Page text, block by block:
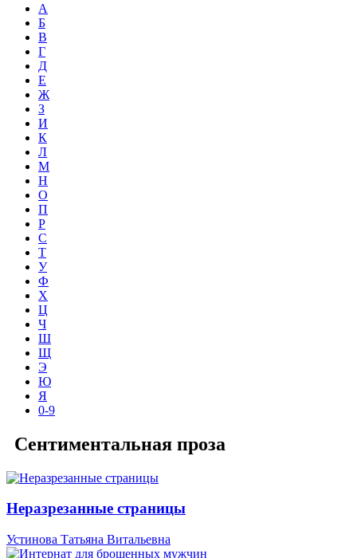
А
Б
В
Г
Д
Е
Ж
З
И
К
Л
М
Н
О
П
Р
С
Т
У
Ф
Х
Ц
Ч
Ш
Щ
Э
Ю
Я
0-9
Сентиментальная проза
Неразрезанные страницы
Устинова Татьяна Витальевна